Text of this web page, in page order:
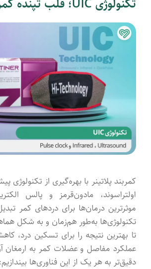
تکنولوژی UIC؛ قلب تپنده کمر بند پلاتینر
اولتراسوند، مادون‌قرمز و پالس
موثرترین درمان‌ها برای دردهای کمر
تکنولوژی‌ها به‌طور هم‌زمان و به شکل
تا بهترین نتیجه را برای تسکین درد،
عملکرد مفاصل و عضلات کمر به ارمغان
دقیق‌تر به هر یک از این فناوری‌ها بیندازیم: